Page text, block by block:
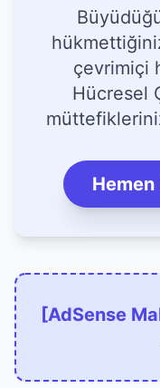
çevrimiçi
Hücresel
Hemen
[AdSense